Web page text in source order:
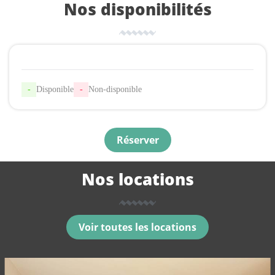
Nos disponibilités
- Disponible - Non-disponible
Réserver
Nos locations
Voir toutes les locations